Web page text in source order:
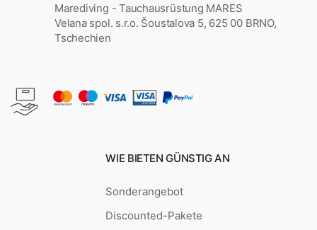
Marediving - Tauchausrüstung MARES
Velana spol. s.r.o. Šoustalova 5, 625 00 BRNO,
Tschechien
WIE BIETEN GÜNSTIG AN
Sonderangebot
Discounted-Pakete